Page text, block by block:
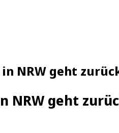
NRW geht
NRW geht